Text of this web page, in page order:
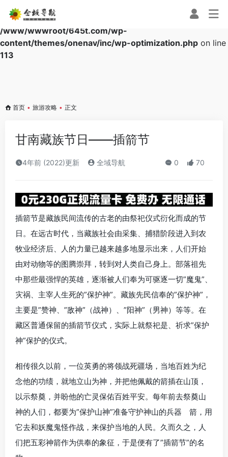
Warning: Array to string conversion in
/www/wwwroot/645t.com/wp-
content/themes/onenav/inc/wp-optimization.php on line
113
首页 • 旅游攻略 • 正文
甘南藏族节日——插箭节
4年前 (2022)更新 全域导航 0 70
插箭节是藏族民间流传的古老的由祭祀仪式衍化而成的节
日。在远古时代，当藏族社会由采集、捕猎阶段进入到农
牧业经济后、人的力量已越来越多地显示出来，人们开始
由对动物等的图腾崇拜，转到对人类自己身上。部落祖先
中那些最强悍的英雄，逐渐被人们奉为可驱逐一切”魔鬼”、
灾祸、主宰人生死的”保护神”。藏族先民信奉的”保护神”，
主要是”赞神、”敌神”（战神）、”阳神”（男神）等等。在
藏区普通保留的插箭节仪式，实际上就祭祀是、祈求”保护
神”保护的仪式。
相传很久以前，一位英勇的将领战死疆场，当地百姓为纪
念他的功绩，就地立山为神，并把他佩戴的箭插在山顶，
以示祭奠，并盼他的亡灵保佑百姓平安。每年前去祭奠山
神的人们，都要为”保护山神”准备守护神山的兵器 箭，用
它去和妖魔鬼怪作战，来保护当地的人民。久而久之，人
们把五彩神箭作为供奉的象征，于是便有了”插箭节”的名